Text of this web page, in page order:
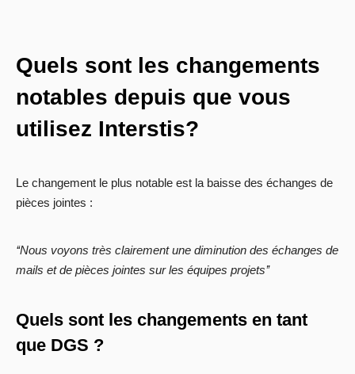
Quels sont les changements
notables depuis que vous
utilisez Interstis?
Le changement le plus notable est la baisse des échanges de
pièces jointes :
‘‘Nous voyons très clairement une diminution des échanges de
mails et de pièces jointes sur les équipes projets’’
Quels sont les changements en tant
que DGS ?